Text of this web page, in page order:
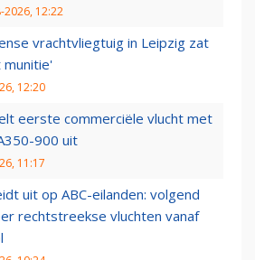
2026, 12:22
vrachtvliegtuig in Leipzig zat
12:20
eerste commerciële vlucht met
900 uit
11:17
uit op ABC-eilanden: volgend
rechtstreekse vluchten vanaf